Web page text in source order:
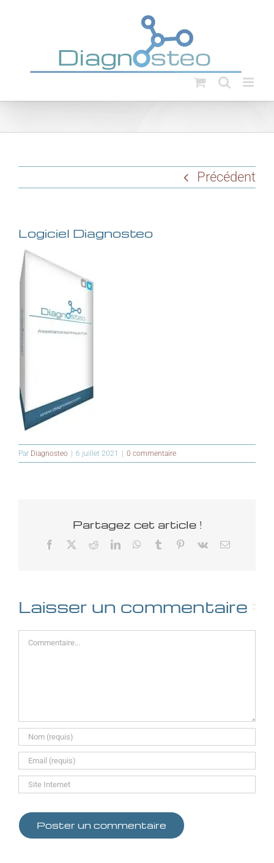
Précédent
Logiciel Diagnosteo
Par Diagnosteo 6 juillet 2021 0 commentaire
Partagez cet article !
Facebook RedditLinkedInWhatsApp
Tumblr Pinterest
Vk Email
Laisser un commentaire
Commentaire